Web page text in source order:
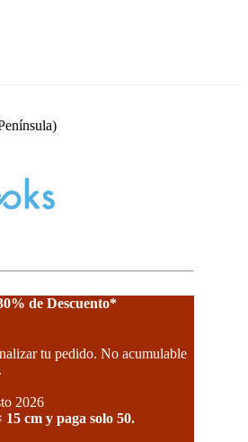
de Descuento*
tu pedido. No acumulable
2026
15 cm y paga solo 50.